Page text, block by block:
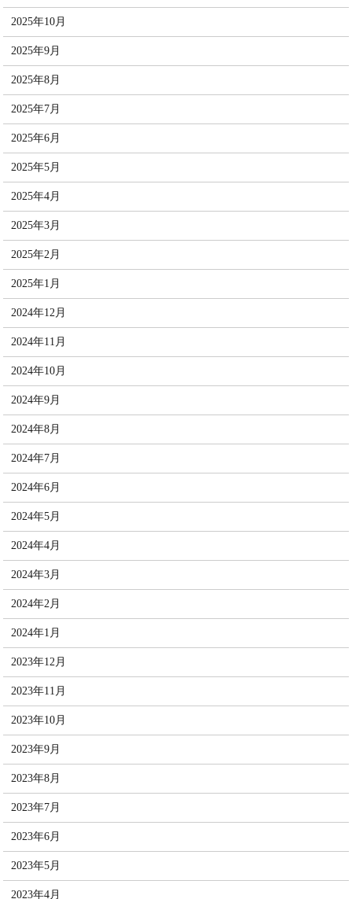
2025年10月
2025年9月
2025年8月
2025年7月
2025年6月
2025年5月
2025年4月
2025年3月
2025年2月
2025年1月
2024年12月
2024年11月
2024年10月
2024年9月
2024年8月
2024年7月
2024年6月
2024年5月
2024年4月
2024年3月
2024年2月
2024年1月
2023年12月
2023年11月
2023年10月
2023年9月
2023年8月
2023年7月
2023年6月
2023年5月
2023年4月